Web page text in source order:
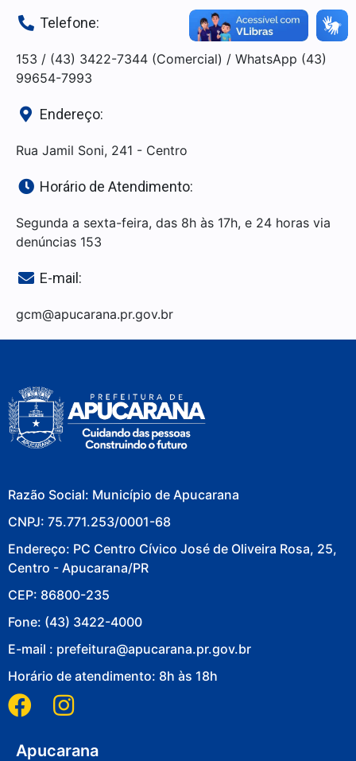
Telefone:
153 / (43) 3422-7344 (Comercial) / WhatsApp (43)
99654-7993
Endereço:
Rua Jamil Soni, 241 - Centro
Horário de Atendimento:
Segunda a sexta-feira, das 8h às 17h, e 24 horas via
denúncias 153
E-mail:
gcm@apucarana.pr.gov.br
Razão Social: Município de Apucarana
CNPJ: 75.771.253/0001-68
Endereço: PC Centro Cívico José de Oliveira Rosa, 25,
Centro - Apucarana/PR
CEP: 86800-235
Fone: (43) 3422-4000
E-mail : prefeitura@apucarana.pr.gov.br
Horário de atendimento: 8h às 18h
Apucarana